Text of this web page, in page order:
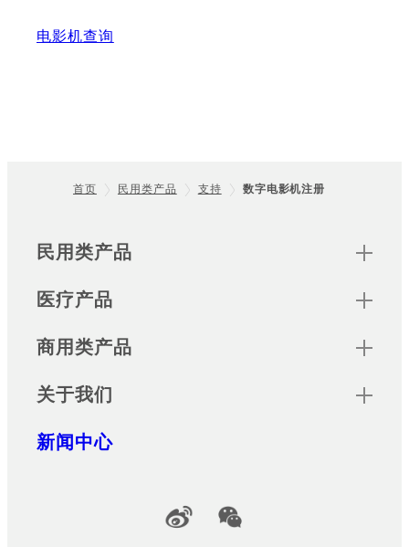
电影机查询
首页 民用类产品 支持 数字电影机注册
Sitemap
民用类产品
医疗产品
商用类产品
关于我们
新闻中心
Official Social Media Accounts